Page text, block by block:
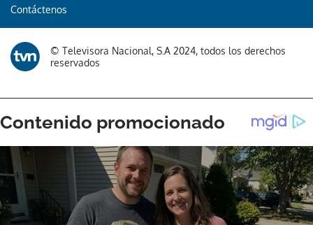
Contáctenos
© Televisora Nacional, S.A 2024, todos los derechos
reservados